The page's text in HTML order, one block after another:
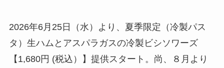
2026年6月25日（水）より、夏季限定（冷製パス
タ）生ハムとアスパラガスの冷製ビシソワーズ
【1,680円 (税込）】提供スタート。尚、８月より